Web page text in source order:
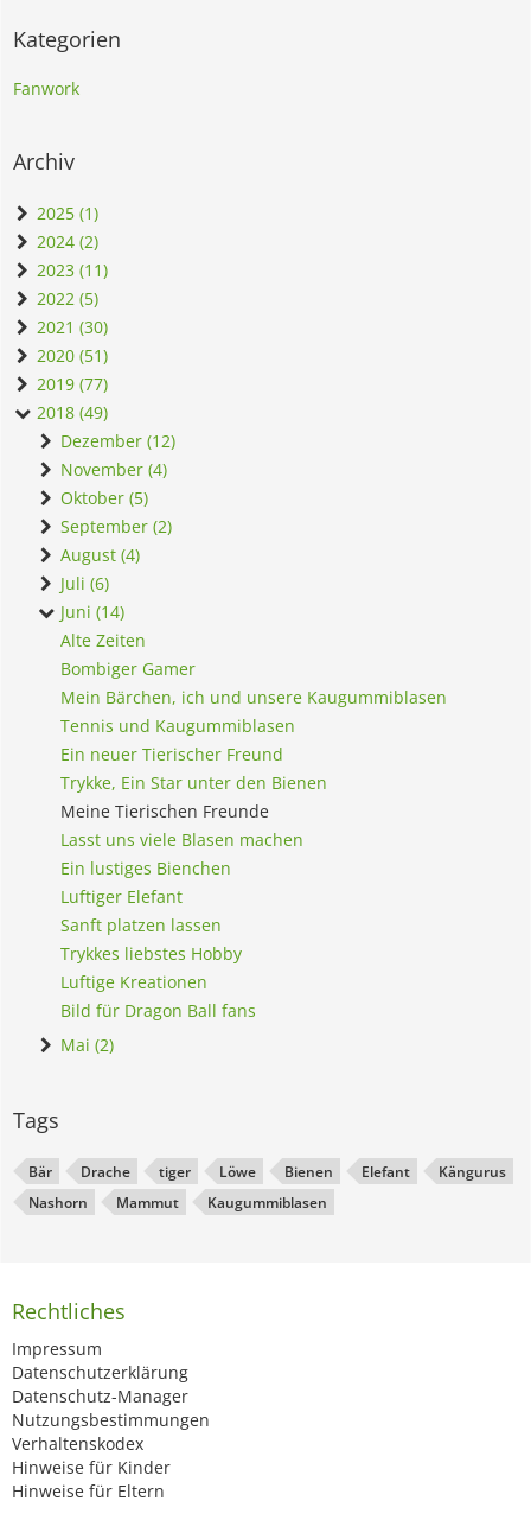
Kategorien
Fanwork
Archiv
2025 (1)
2024 (2)
2023 (11)
2022 (5)
2021 (30)
2020 (51)
2019 (77)
2018 (49)
Dezember (12)
November (4)
Oktober (5)
September (2)
August (4)
Juli (6)
Juni (14)
Alte Zeiten
Bombiger Gamer
Mein Bärchen, ich und unsere Kaugummiblasen
Tennis und Kaugummiblasen
Ein neuer Tierischer Freund
Trykke, Ein Star unter den Bienen
Meine Tierischen Freunde
Lasst uns viele Blasen machen
Ein lustiges Bienchen
Luftiger Elefant
Sanft platzen lassen
Trykkes liebstes Hobby
Luftige Kreationen
Bild für Dragon Ball fans
Mai (2)
Tags
Bär Drache tiger Löwe Bienen Elefant
Kängurus
Nashorn
Mammut Kaugummiblasen
Rechtliches
Impressum
Datenschutzerklärung
Datenschutz-Manager
Nutzungsbestimmungen
Verhaltenskodex
Hinweise für Kinder
Hinweise für Eltern